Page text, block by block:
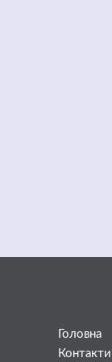
Головна
Контакти